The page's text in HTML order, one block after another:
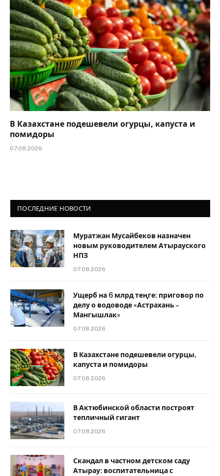
В Казахстане подешевели огурцы, капуста и
помидоры
07.08.2026
ПОСЛЕДНИЕ НОВОСТИ
Муратжан Мусайбеков назначен
новым руководителем Атырауского
НПЗ
07.08.2026
Ущерб на 6 млрд теңге: приговор по
делу о водоводе «Астрахань –
Мангышлак»
07.08.2026
В Казахстане подешевели огурцы,
капуста и помидоры
07.08.2026
В Актюбинской области построят
тепличный гигант
07.08.2026
Скандал в частном детском саду
Атырау: воспитательница с